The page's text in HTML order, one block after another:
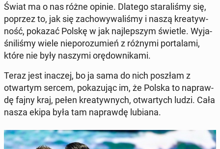
Świat ma o nas różne opinie. Dlatego sta­ra­li­śmy się,
poprzez to, jak się za­cho­wy­wa­li­śmy i naszą kre­atyw­
ność, pokazać Polskę w jak naj­lep­szym świetle. Wy­ja­
śni­li­śmy wiele nie­po­ro­zu­mień z różnymi por­ta­la­mi,
które nie były naszymi orę­dow­ni­ka­mi.
Teraz jest inaczej, bo ja sama do nich poszłam z
otwar­tym sercem, po­ka­zu­jąc im, że Polska to na­praw­
dę fajny kraj, pełen kre­atyw­nych, otwar­tych ludzi. Cała
nasza ekipa była tam na­praw­dę lubiana.